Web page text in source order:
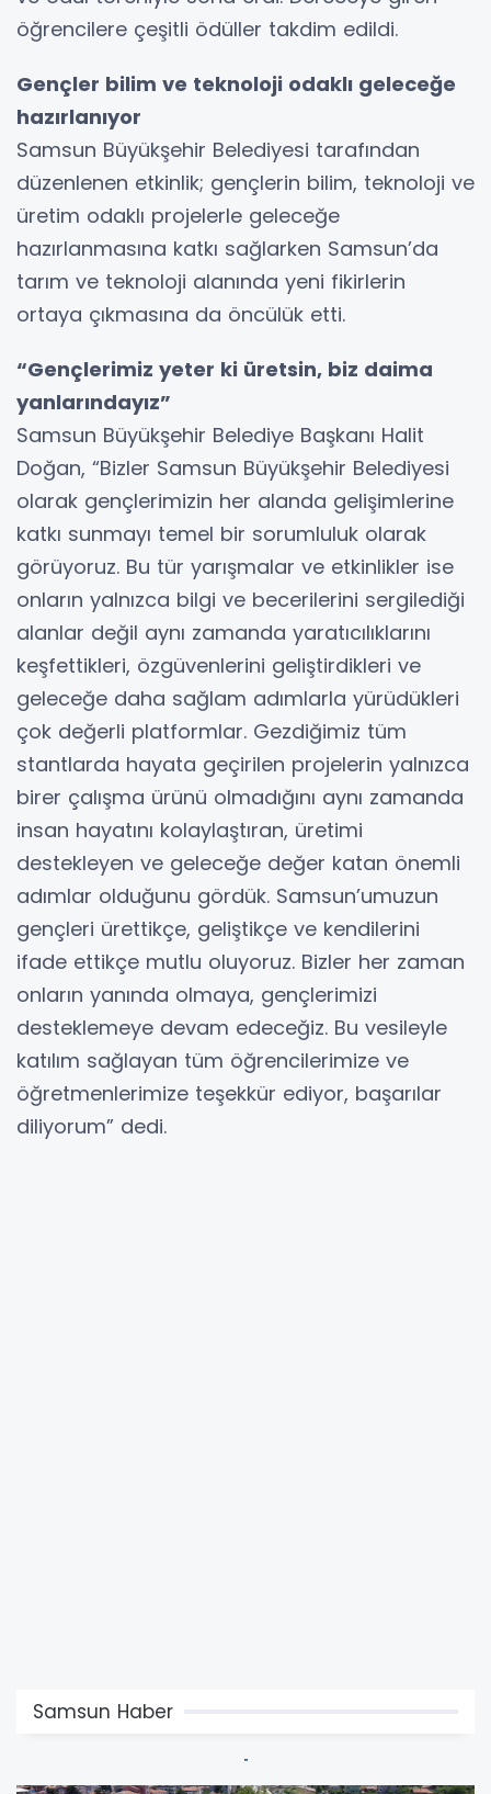
öğrencilere çeşitli ödüller takdim edildi.
Gençler bilim ve teknoloji odaklı geleceğe
hazırlanıyor
Samsun Büyükşehir Belediyesi tarafından
düzenlenen etkinlik; gençlerin bilim, teknoloji ve
üretim odaklı projelerle geleceğe
hazırlanmasına katkı sağlarken Samsun’da
tarım ve teknoloji alanında yeni fikirlerin
ortaya çıkmasına da öncülük etti.
“Gençlerimiz yeter ki üretsin, biz daima
yanlarındayız”
Samsun Büyükşehir Belediye Başkanı Halit
Doğan, “Bizler Samsun Büyükşehir Belediyesi
olarak gençlerimizin her alanda gelişimlerine
katkı sunmayı temel bir sorumluluk olarak
görüyoruz. Bu tür yarışmalar ve etkinlikler ise
onların yalnızca bilgi ve becerilerini sergilediği
alanlar değil aynı zamanda yaratıcılıklarını
keşfettikleri, özgüvenlerini geliştirdikleri ve
geleceğe daha sağlam adımlarla yürüdükleri
çok değerli platformlar. Gezdiğimiz tüm
stantlarda hayata geçirilen projelerin yalnızca
birer çalışma ürünü olmadığını aynı zamanda
insan hayatını kolaylaştıran, üretimi
destekleyen ve geleceğe değer katan önemli
adımlar olduğunu gördük. Samsun’umuzun
gençleri ürettikçe, geliştikçe ve kendilerini
ifade ettikçe mutlu oluyoruz. Bizler her zaman
onların yanında olmaya, gençlerimizi
desteklemeye devam edeceğiz. Bu vesileyle
katılım sağlayan tüm öğrencilerimize ve
öğretmenlerimize teşekkür ediyor, başarılar
diliyorum” dedi.
Samsun Haber